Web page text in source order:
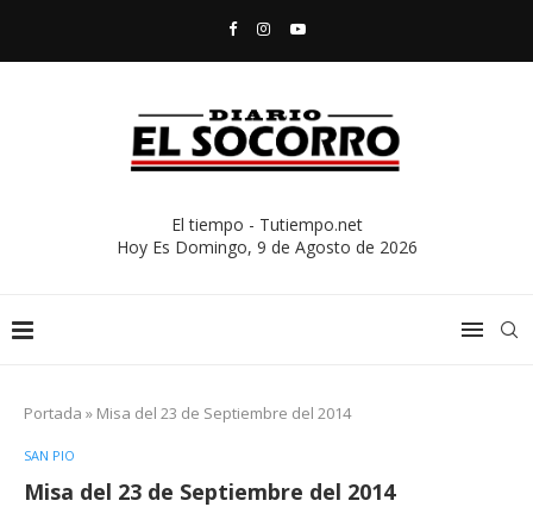
El tiempo - Tutiempo.net
Hoy Es Domingo, 9 de Agosto de 2026
Portada » Misa del 23 de Septiembre del 2014
SAN PIO
Misa del 23 de Septiembre del 2014